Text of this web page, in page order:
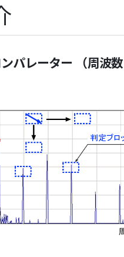
パレーター （周波